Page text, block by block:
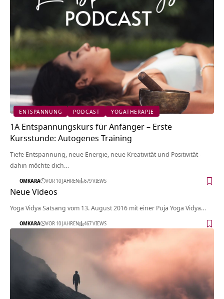
ENTSPANNUNG PODCAST YOGATHERAPIE
1A Entspannungskurs für Anfänger – Erste
Kursstunde: Autogenes Training
Tiefe Entspannung, neue Energie, neue Kreativität und Positivität -
dahin möchte dich…
OMKARA VOR 10 JAHREN 679 VIEWS
Neue Videos
Yoga Vidya Satsang vom 13. August 2016 mit einer Puja Yoga Vidya…
OMKARA VOR 10 JAHREN 467 VIEWS